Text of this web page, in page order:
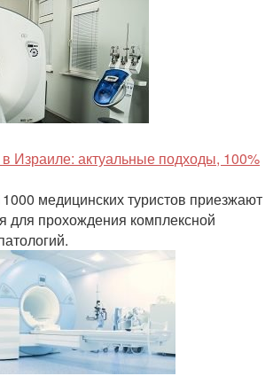
в Израиле: актуальные подходы, 100%
медицинских туристов приезжают
для прохождения комплексной